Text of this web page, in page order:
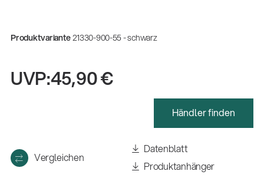
Fachkraft für Metalltechnik Ausbildung
Produktvariante21330-900-55 - schwarz
UVP:45,90 €
Händler finden
Vergleichen
Datenblatt
Produktanhänger